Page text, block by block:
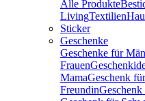
Alle Produkte
LivingTextilien
Sticker
Geschenke
Geschenke für
Frauen
MamaGeschenk
Freundin